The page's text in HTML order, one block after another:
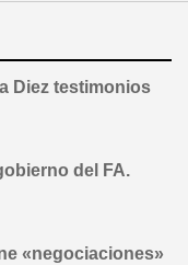
Diez testimonios
del FA.
«negociaciones»